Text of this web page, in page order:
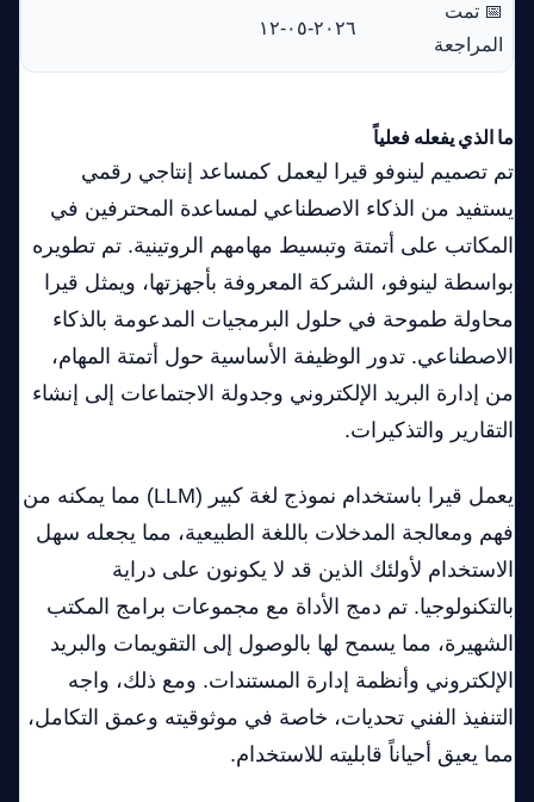
📅 تمت
المراجعة
٢٠٢٦-٠٥-١٢
ما الذي يفعله فعلياً
تم تصميم لينوفو قيرا ليعمل كمساعد إنتاجي رقمي
يستفيد من الذكاء الاصطناعي لمساعدة المحترفين في
المكاتب على أتمتة وتبسيط مهامهم الروتينية. تم تطويره
بواسطة لينوفو، الشركة المعروفة بأجهزتها، ويمثل قيرا
محاولة طموحة في حلول البرمجيات المدعومة بالذكاء
الاصطناعي. تدور الوظيفة الأساسية حول أتمتة المهام،
من إدارة البريد الإلكتروني وجدولة الاجتماعات إلى إنشاء
التقارير والتذكيرات.
يعمل قيرا باستخدام نموذج لغة كبير (LLM) مما يمكنه من
فهم ومعالجة المدخلات باللغة الطبيعية، مما يجعله سهل
الاستخدام لأولئك الذين قد لا يكونون على دراية
بالتكنولوجيا. تم دمج الأداة مع مجموعات برامج المكتب
الشهيرة، مما يسمح لها بالوصول إلى التقويمات والبريد
الإلكتروني وأنظمة إدارة المستندات. ومع ذلك، واجه
التنفيذ الفني تحديات، خاصة في موثوقيته وعمق التكامل،
مما يعيق أحياناً قابليته للاستخدام.